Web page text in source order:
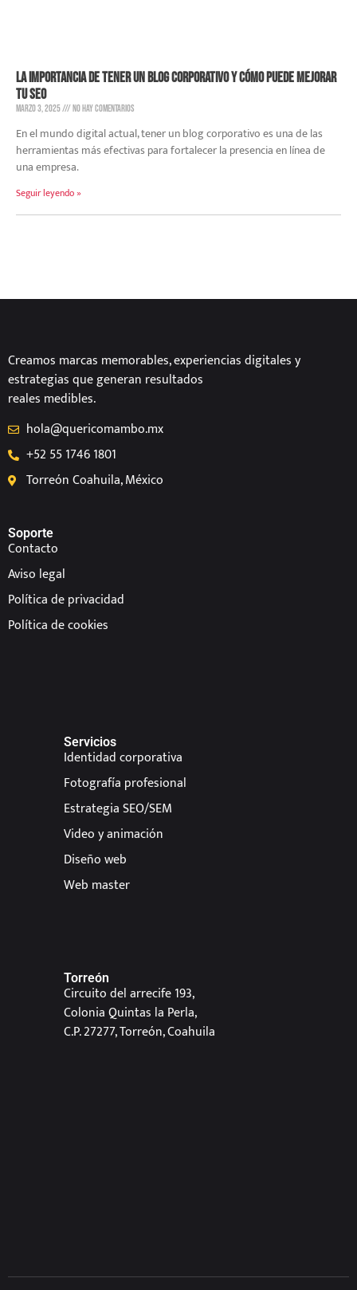
La importancia de tener un blog corporativo y cómo puede mejorar
tu SEO
marzo 3, 2025 No hay comentarios
En el mundo digital actual, tener un blog corporativo es una de las
herramientas más efectivas para fortalecer la presencia en línea de
una empresa.
Seguir leyendo »
Creamos marcas memorables, experiencias digitales y
estrategias que generan resultados
reales medibles.
hola@quericomambo.mx
+52 55 1746 1801
Torreón Coahuila, México
Soporte
Contacto
Aviso legal
Política de privacidad
Política de cookies
Servicios
Identidad corporativa
Fotografía profesional
Estrategia SEO/SEM
Video y animación
Diseño web
Web master
Torreón
Circuito del arrecife 193,
Colonia Quintas la Perla,
C.P. 27277, Torreón, Coahuila